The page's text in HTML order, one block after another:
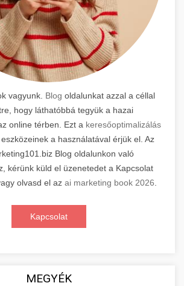
vagyunk. Blog oldalunkat azzal a céllal
hogy láthatóbbá tegyük a hazai
online térben. Ezt a keresőoptimalizálás
a használatával érjük el. Az
Blog oldalunkon való
kérünk küld el üzenetedet a Kapcsolat
olvasd el az ai marketing book 2026
Kapcsolat
MEGYÉK